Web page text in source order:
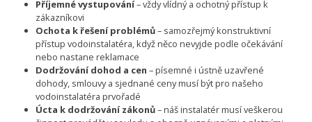
Příjemné vystupování– vždy vlídný a ochotný přístup k
zákazníkovi
Ochota k řešení problémů– samozřejmý konstruktivní
přístup vodoinstalatéra, když něco nevyjde podle očekávání
nebo nastane reklamace
Dodržování dohod a cen – písemné i ústně uzavřené
dohody, smlouvy a sjednané ceny musí být pro našeho
vodoinstalatéra prvořadé
Úcta k dodržování zákonů– náš instalatér musí veškerou